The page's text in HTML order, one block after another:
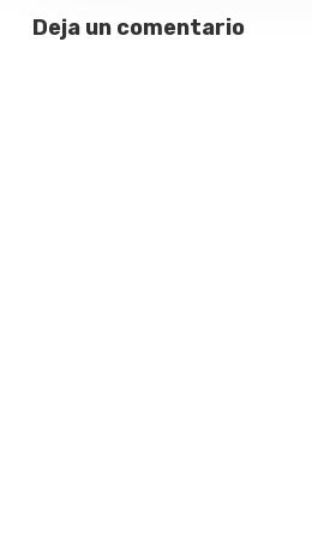
Deja un comentario